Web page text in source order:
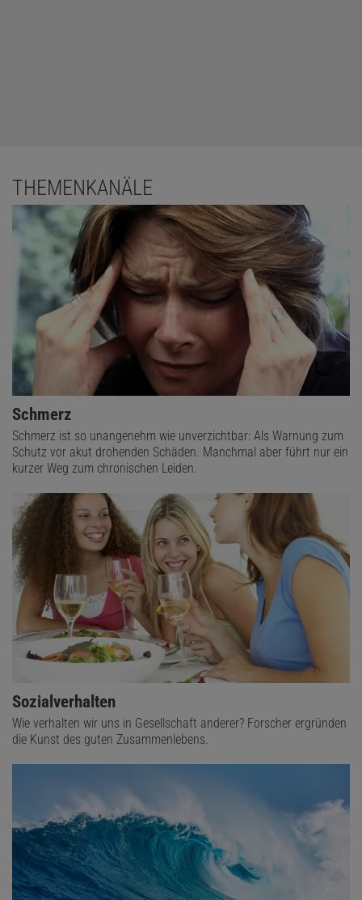
THEMENKANÄLE
Schmerz
Schmerz ist so unangenehm wie unverzichtbar: Als Warnung zum
Schutz vor akut drohenden Schäden. Manchmal aber führt nur ein
kurzer Weg zum chronischen Leiden.
Sozialverhalten
Wie verhalten wir uns in Gesellschaft anderer? Forscher ergründen
die Kunst des guten Zusammenlebens.